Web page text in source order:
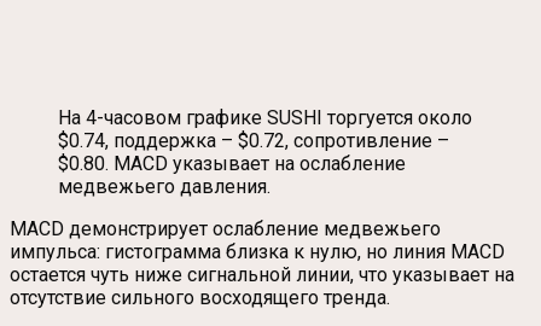
На 4-часовом графике SUSHI торгуется около
$0.74, поддержка – $0.72, сопротивление –
$0.80. MACD указывает на ослабление
медвежьего давления.
MACD демонстрирует ослабление медвежьего
импульса: гистограмма близка к нулю, но линия MACD
остается чуть ниже сигнальной линии, что указывает на
отсутствие сильного восходящего тренда.